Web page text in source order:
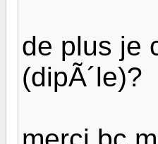
de plus je
(dipÃ´le)?